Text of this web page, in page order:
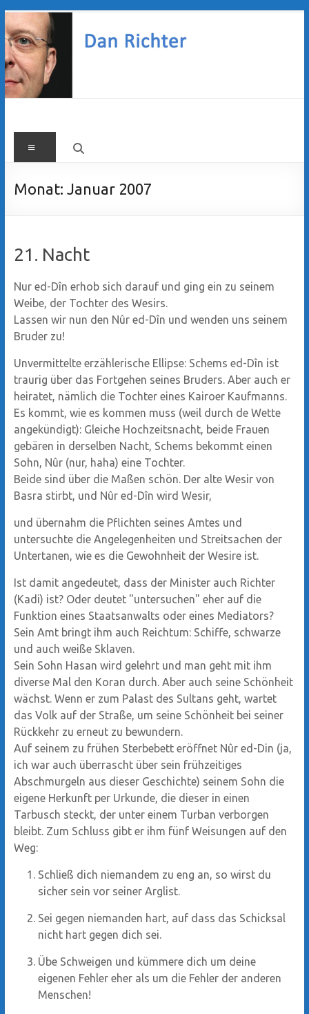
Zum
Inhalt
springen
Dan
Richter
Menü
Monat: Januar 2007
21. Nacht
Nur ed-Dîn erhob sich darauf und ging ein zu seinem
Weibe, der Tochter des Wesirs.
Lassen wir nun den Nûr ed-Dîn und wenden uns seinem
Bruder zu!
Unvermittelte erzählerische Ellipse: Schems ed-Dîn ist
traurig über das Fortgehen seines Bruders. Aber auch er
heiratet, nämlich die Tochter eines Kairoer Kaufmanns.
Es kommt, wie es kommen muss (weil durch de Wette
angekündigt): Gleiche Hochzeitsnacht, beide Frauen
gebären in derselben Nacht, Schems bekommt einen
Sohn, Nûr (nur, haha) eine Tochter.
Beide sind über die Maßen schön. Der alte Wesir von
Basra stirbt, und Nûr ed-Dîn wird Wesir,
und übernahm die Pflichten seines Amtes und
untersuchte die Angelegenheiten und Streitsachen der
Untertanen, wie es die Gewohnheit der Wesire ist.
Ist damit angedeutet, dass der Minister auch Richter
(Kadi) ist? Oder deutet "untersuchen" eher auf die
Funktion eines Staatsanwalts oder eines Mediators?
Sein Amt bringt ihm auch Reichtum: Schiffe, schwarze
und auch weiße Sklaven.
Sein Sohn Hasan wird gelehrt und man geht mit ihm
diverse Mal den Koran durch. Aber auch seine Schönheit
wächst. Wenn er zum Palast des Sultans geht, wartet
das Volk auf der Straße, um seine Schönheit bei seiner
Rückkehr zu erneut zu bewundern.
Auf seinem zu frühen Sterbebett eröffnet Nûr ed-Din (ja,
ich war auch überrascht über sein frühzeitiges
Abschmurgeln aus dieser Geschichte) seinem Sohn die
eigene Herkunft per Urkunde, die dieser in einen
Tarbusch steckt, der unter einem Turban verborgen
bleibt. Zum Schluss gibt er ihm fünf Weisungen auf den
Weg:
Schließ dich niemandem zu eng an, so wirst du
sicher sein vor seiner Arglist.
Sei gegen niemanden hart, auf dass das Schicksal
nicht hart gegen dich sei.
Übe Schweigen und kümmere dich um deine
eigenen Fehler eher als um die Fehler der anderen
Menschen!